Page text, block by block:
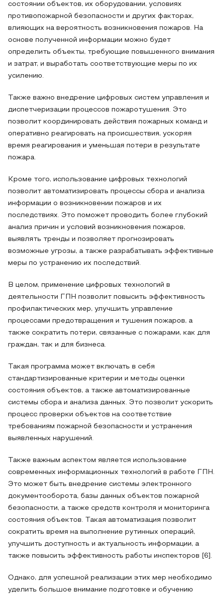
состоянии объектов, их оборудовании, условиях
противопожарной безопасности и других факторах,
влияющих на вероятность возникновения пожаров. На
основе полученной информации можно будет
определить объекты, требующие повышенного внимания
и затрат, и выработать соответствующие меры по их
усилению.
Также важно внедрение цифровых систем управления и
диспетчеризации процессов пожаротушения. Это
позволит координировать действия пожарных команд и
оперативно реагировать на происшествия, ускоряя
время реагирования и уменьшая потери в результате
пожара.
Кроме того, использование цифровых технологий
позволит автоматизировать процессы сбора и анализа
информации о возникновении пожаров и их
последствиях. Это поможет проводить более глубокий
анализ причин и условий возникновения пожаров,
выявлять тренды и позволяет прогнозировать
возможные угрозы, а также разрабатывать эффективные
меры по устранению их последствий.
В целом, применение цифровых технологий в
деятельности ГПН позволит повысить эффективность
профилактических мер, улучшить управление
процессами предотвращения и тушения пожаров, а
также сократить потери, связанные с пожарами, как для
граждан, так и для бизнеса.
Такая программа может включать в себя
стандартизированные критерии и методы оценки
состояния объектов, а также автоматизированные
системы сбора и анализа данных. Это позволит ускорить
процесс проверки объектов на соответствие
требованиям пожарной безопасности и устранения
выявленных нарушений.
Также важным аспектом является использование
современных информационных технологий в работе ГПН.
Это может быть внедрение системы электронного
документооборота, базы данных объектов пожарной
безопасности, а также средств контроля и мониторинга
состояния объектов. Такая автоматизация позволит
сократить время на выполнение рутинных операций,
улучшить доступность и актуальность информации, а
также повысить эффективность работы инспекторов [6].
Однако, для успешной реализации этих мер необходимо
уделить большое внимание подготовке и обучению